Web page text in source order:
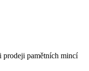
pamětních mincí